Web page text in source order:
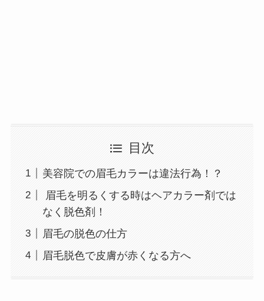
目次
美容院での眉毛カラーは違法行為！？
眉毛を明るくする時はヘアカラー剤では
なく脱色剤！
眉毛の脱色の仕方
眉毛脱色で皮膚が赤くなる方へ